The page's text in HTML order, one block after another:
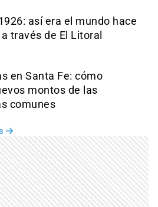
así era el mundo hace
través de El Litoral
en Santa Fe: cómo
montos de las
comunes